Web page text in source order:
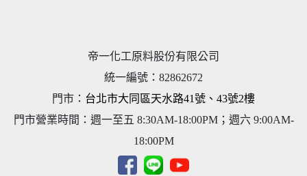
帝一化工原料股份有限公司
統一編號 ： 82862672
門市： 台北市大同區天水路41號、43號2樓
門市營業時間：週一至五 8:30AM-18:00PM；週六 9:00AM-
18:00PM